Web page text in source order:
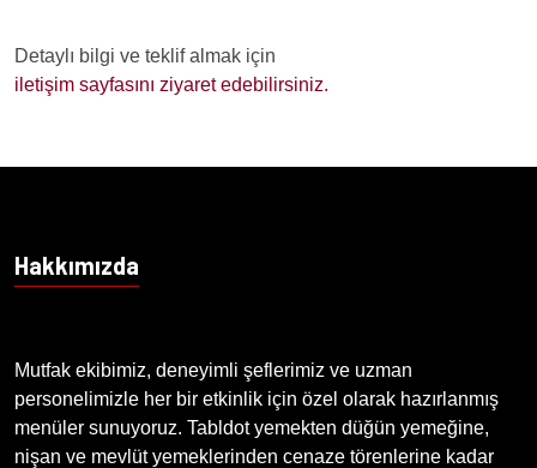
Detaylı bilgi ve teklif almak için
iletişim sayfasını ziyaret edebilirsiniz.
Hakkımızda
Mutfak ekibimiz, deneyimli şeflerimiz ve uzman
personelimizle her bir etkinlik için özel olarak hazırlanmış
menüler sunuyoruz. Tabldot yemekten düğün yemeğine,
nişan ve mevlüt yemeklerinden cenaze törenlerine kadar